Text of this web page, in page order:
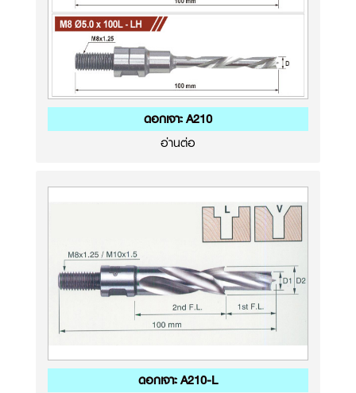
ดอกเจาะ A210
อ่านต่อ
ดอกเจาะ A210-L